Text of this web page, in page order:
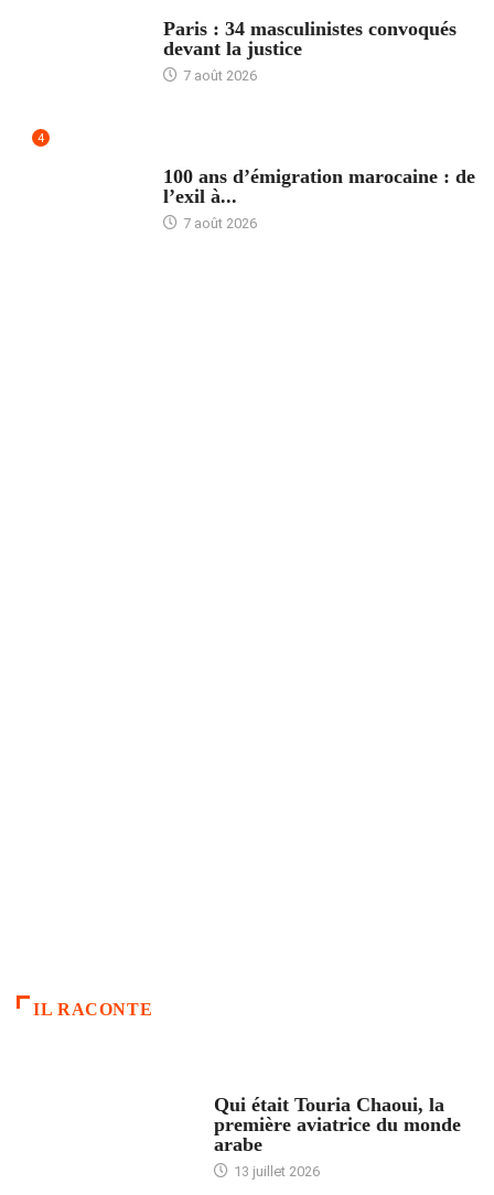
Paris : 34 masculinistes convoqués
devant la justice
7 août 2026
4
100 ans d’émigration marocaine : de
l’exil à...
7 août 2026
IL RACONTE
Qui était Touria Chaoui, la
première aviatrice du monde
arabe
13 juillet 2026